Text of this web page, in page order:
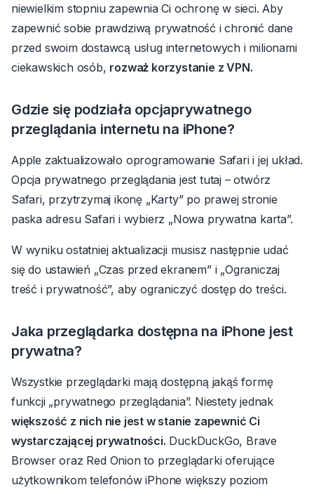
niewielkim stopniu zapewnia Ci ochronę w sieci. Aby
zapewnić sobie prawdziwą prywatność i chronić dane
przed swoim dostawcą usług internetowych i milionami
ciekawskich osób, rozważ korzystanie z VPN.
Gdzie się podziała opcjaprywatnego
przeglądania internetu na iPhone?
Apple zaktualizowało oprogramowanie Safari i jej układ.
Opcja prywatnego przeglądania jest tutaj –otwórz
Safari, przytrzymaj ikonę „Karty” po prawej stronie
paska adresu Safari i wybierz „Nowa prywatna karta”.
W wyniku ostatniej aktualizacji musisz następnie udać
się do ustawień „Czas przed ekranem” i „Ograniczaj
treść i prywatność”, aby ograniczyć dostęp do treści.
Jaka przeglądarka dostępna na iPhone jest
prywatna?
Wszystkie przeglądarki mają dostępną jakąś formę
funkcji „prywatnego przeglądania”. Niestety jednak
większość z nich nie jest w stanie zapewnić Ci
wystarczającej prywatności. DuckDuckGo, Brave
Browser oraz Red Onion to przeglądarki oferujące
użytkownikom telefonów iPhone większy poziom